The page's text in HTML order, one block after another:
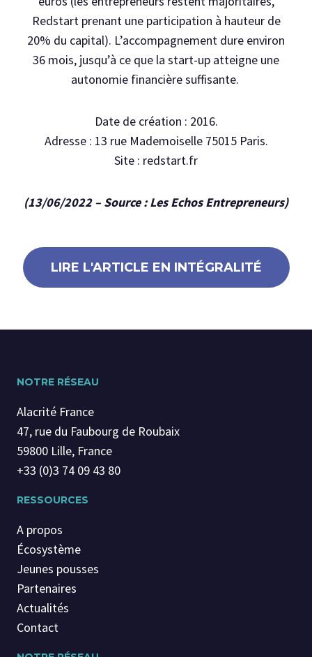
Redstart prenant une participation à hauteur de
20% du capital). L’accompagnement dure environ
36 mois, jusqu’à ce que la start-up atteigne une
autonomie financière suffisante.
Date de création : 2016.
Adresse : 13 rue Mademoiselle 75015 Paris.
Site : redstart.fr
(13/06/2022 – Source : Les Echos Entrepreneurs)
LIRE L'ARTICLE EN INTÉGRALITÉ
NOTRE RÉSEAU
Alacrité France
47, rue du Faubourg de Roubaix
59800 Lille, France
+33 (0)3 74 09 43 80
RESSOURCES
A propos
Écosystème
Jeunes pousses
Partenaires
Actualités
Contact